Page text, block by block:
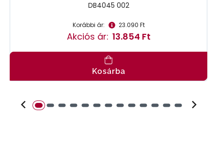
DB4045 002
Korábbi ár: 23.090 Ft
Akciós ár: 13.854 Ft
Kosárba